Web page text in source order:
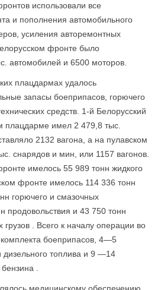
использовали все
и пополнения автомобильного
усиления авторемонтных
фронте было
автомобилей и 6500 моторов.
плацдармах удалось
запасы боеприпасов, горючего
средств. 1-й Белорусский
плацдарме имел 2 479,8 тыс.
2132 вагона, а на пулавском
снарядов и мин, или 1157 вагонов.
имелось 55 989 тонн жидкого
фронте имелось 114 336 тонн
горючего и смазочных
продовольствия и 43 750 тонн
. Всего к началу операции во
бое­припасов, 4—5
дизельного топлива и 9 —14
.